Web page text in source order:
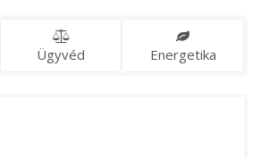
Ügyvéd Energetika